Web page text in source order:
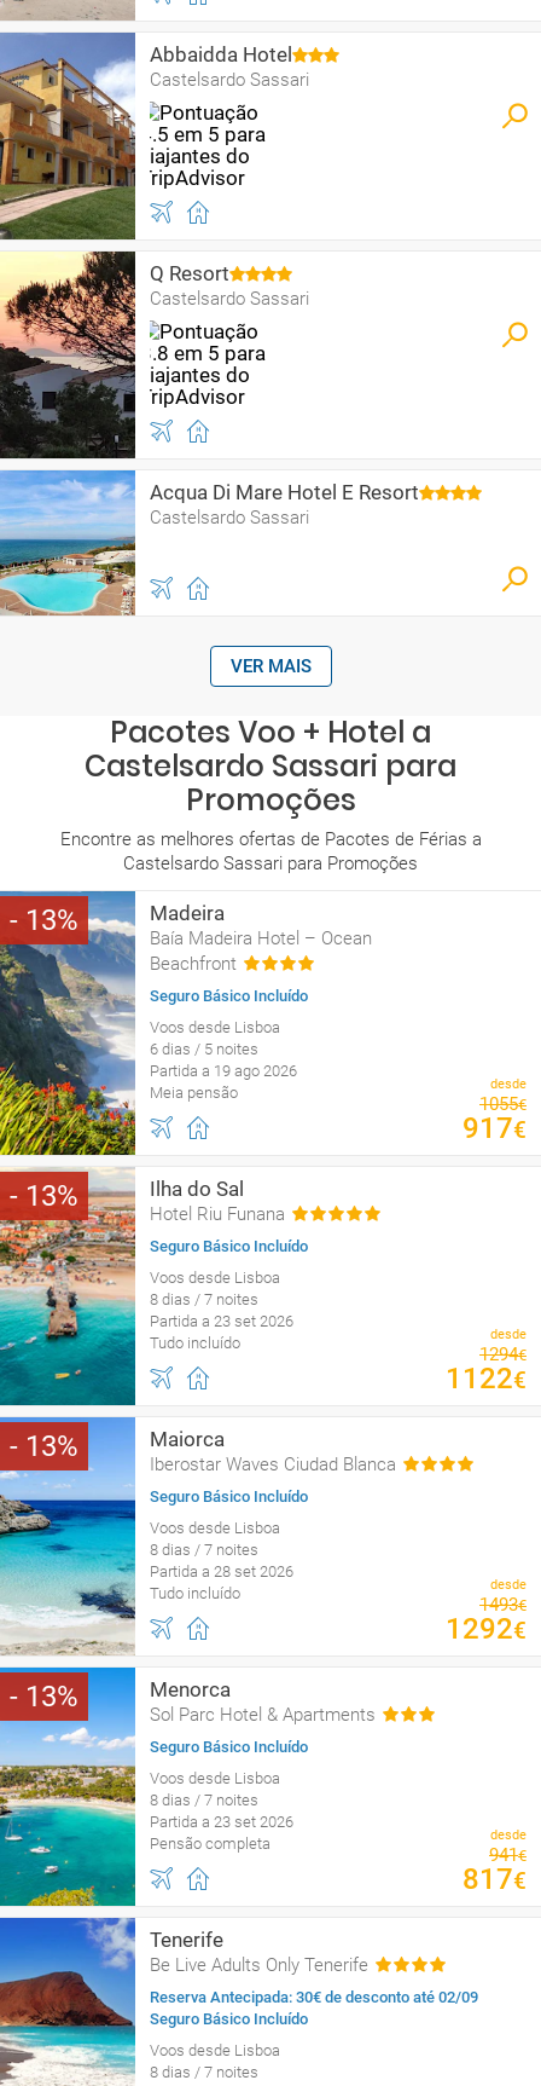
Abbaidda Hotel
Castelsardo Sassari
Q Resort
Castelsardo Sassari
Acqua Di Mare Hotel E Resort
Castelsardo Sassari
VER MAIS
Pacotes Voo + Hotel a
Castelsardo Sassari para
Promoções
Encontre as melhores ofertas de Pacotes de Férias a
Castelsardo Sassari para Promoções
13 Madeira
Baía Madeira Hotel – Ocean
Beachfront
Seguro Básico Incluído
Voos desde Lisboa
6 dias / 5 noites
Partida a 19 ago 2026
Meia pensão
desde
1055€
917€
13 Ilha do Sal
Hotel Riu Funana
Seguro Básico Incluído
Voos desde Lisboa
8 dias / 7 noites
Partida a 23 set 2026
Tudo incluído
desde
1294€
1122€
13 Maiorca
Iberostar Waves Ciudad Blanca
Seguro Básico Incluído
Voos desde Lisboa
8 dias / 7 noites
Partida a 28 set 2026
Tudo incluído
desde
1493€
1292€
13 Menorca
Sol Parc Hotel & Apartments
Seguro Básico Incluído
Voos desde Lisboa
8 dias / 7 noites
Partida a 23 set 2026
Pensão completa
desde
941€
817€
Tenerife
Be Live Adults Only Tenerife
Reserva Antecipada: 30€ de desconto até 02/09
Seguro Básico Incluído
Voos desde Lisboa
8 dias / 7 noites